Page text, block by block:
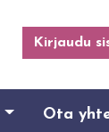
Kirjaudu
Ota